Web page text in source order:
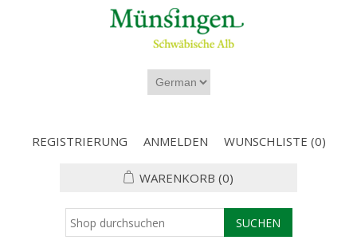
REGISTRIERUNG ANMELDEN WUNSCHLISTE (0)
WARENKORB (0)